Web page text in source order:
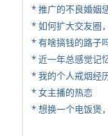
* 推广的不良婚姻
* 如何扩大交友圈
* 近一年总感觉记
* 我的个人戒烟经
* 女主播的热恋
* 想换一个电饭煲